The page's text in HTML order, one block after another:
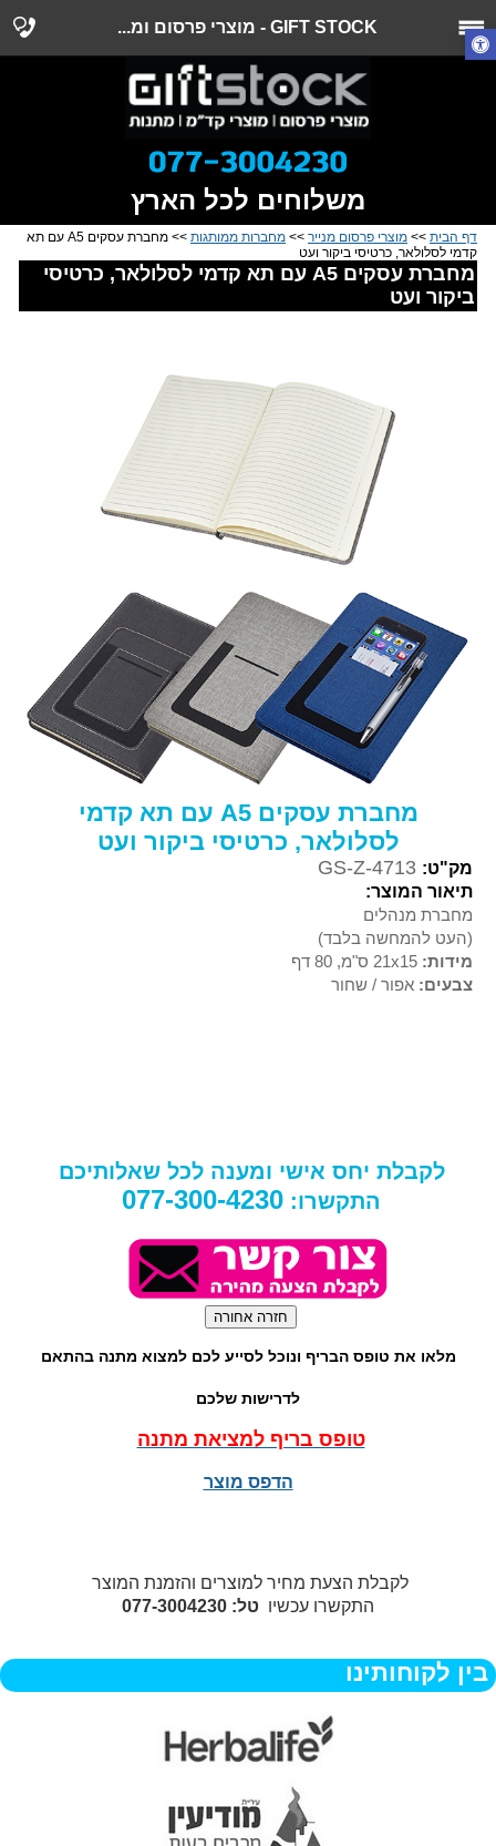
GIFT STOCK - מוצרי פרסום ומ...
משלוחים לכל הארץ
דף הבית >> מוצרי פרסום מנייר >> מחברות ממותגות
>> מחברת עסקים A5 עם תא
קדמי לסלולאר, כרטיסי ביקור ועט
מחברת עסקים A5 עם תא קדמי לסלולאר, כרטיסי
ביקור ועט
מחברת עסקים A5 עם תא קדמי
לסלולאר, כרטיסי ביקור ועט
מק"ט: GS-Z-4713
תיאור המוצר:
מחברת מנהלים
(העט להמחשה בלבד)
מידות:
צבעים: אפור / שחור
לקבלת יחס אישי ומענה לכל שאלותיכם
התקשרו: 077-300-4230
מלאו את טופס הבריף ונוכל לסייע לכם למצוא מתנה בהתאם
לדרישות שלכם
טופס בריף למציאת מתנה
הדפס מוצר
לקבלת הצעת מחיר למוצרים והזמנת המוצר
התקשרו עכשיו טל: 077-3004230
בין לקוחותינו